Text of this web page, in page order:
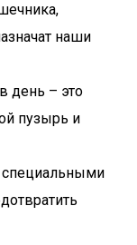
наши
день – это
пузырь и